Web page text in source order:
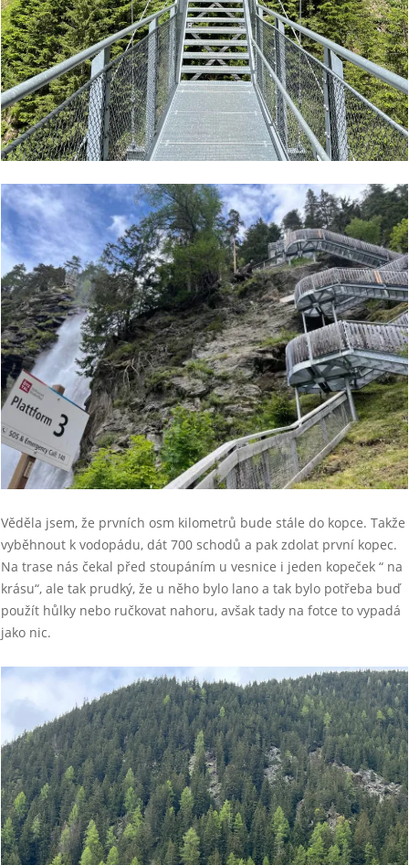
Věděla jsem, že prvních osm kilometrů bude stále do kopce. Takže
vyběhnout k vodopádu, dát 700 schodů a pak zdolat první kopec.
Na trase nás čekal před stoupáním u vesnice i jeden kopeček “ na
krásu“, ale tak prudký, že u něho bylo lano a tak bylo potřeba buď
použít hůlky nebo ručkovat nahoru, avšak tady na fotce to vypadá
jako nic.